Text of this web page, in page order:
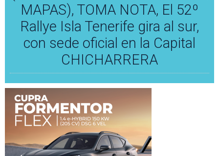
MAPAS), TOMA NOTA, El 52º
Rallye Isla Tenerife gira al sur,
con sede oficial en la Capital
CHICHARRERA